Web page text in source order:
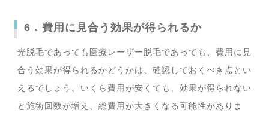
6．費用に見合う効果が得られるか
光脱毛であっても医療レーザー脱毛であっても、費用に見
合う効果が得られるかどうかは、確認しておくべき点とい
えるでしょう。いくら費用が安くても、効果が得られない
と施術回数が増え、総費用が大きくなる可能性がありま